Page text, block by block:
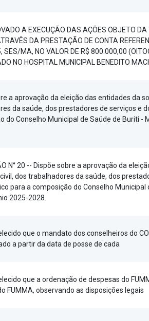
A EXECUÇÃO DAS AÇÕES OBJETO DA
DA PRESTAÇÃO DE CONTA
MA, NO VALOR DE R$ 800.000,00
NO HOSPITAL MUNICIPAL BENEDITO
a aprovação da eleição das entidades da
da saúde, dos prestadores de serviços e
do Conselho Municipal de Saúde de Buriti -
N° 20 -- Dispõe sobre a aprovação da
dos trabalhadores da saúde, dos
para a composição do Conselho Municipal
2025-2028.
que o mandato dos conselheiros do
a partir da data de posse de cada
que a ordenação de despesas do
FUMMA, observando as disposições legais